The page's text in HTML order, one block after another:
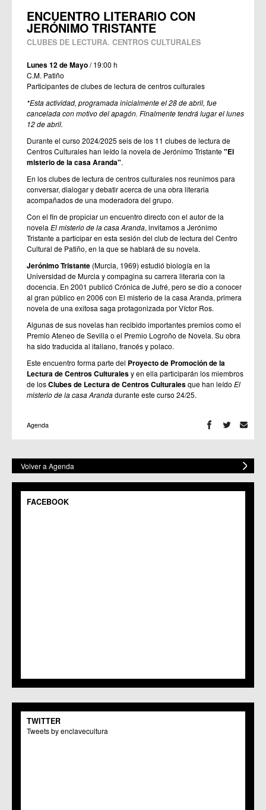
ENCUENTRO LITERARIO CON
JERÓNIMO TRISTANTE
CLUBES DE LECTURA. CENTROS CULTURALES
Lunes 12 de Mayo/ 19:00 h
C.M. Patiño
Participantes de clubes de lectura de centros culturales
*Esta actividad, programada inicialmente el 28 de abril, fue
cancelada con motivo del apagón. Finalmente tendrá lugar el lunes
12 de abril.
Durante el curso 2024/2025 seis de los 11 clubes de lectura de
Centros Culturales han leído la novela de Jerónimo Tristante"El
misterio de la casa Aranda".
En los clubes de lectura de centros culturales nos reunimos para
conversar, dialogar y debatir acerca de una obra literaria
acompañados de una moderadora del grupo.
Con el fin de propiciar un encuentro directo con el autor de la
novela El misterio de la casa Aranda, invitamos a Jerónimo
Tristante a participar en esta sesión del club de lectura del Centro
Cultural de Patiño, en la que se hablará de su novela.
Jerónimo Tristante (Murcia, 1969) estudió biología en la
Universidad de Murcia y compagina su carrera literaria con la
docencia. En 2001 publicó Crónica de Jufré, pero se dio a conocer
al gran público en 2006 con El misterio de la casa Aranda, primera
novela de una exitosa saga protagonizada por Víctor Ros.
Algunas de sus novelas han recibido importantes premios como el
Premio Ateneo de Sevilla o el Premio Logroño de Novela. Su obra
ha sido traducida al italiano, francés y polaco.
Este encuentro forma parte del Proyecto de Promoción de la
Lectura de Centros Culturalesy en ella participarán los miembros
de losClubes de Lectura de Centros Culturalesque han leído El
misterio de la casa Arandadurante este curso 24/25.
Agenda
Volver a Agenda
FACEBOOK
TWITTER
Tweets by enclavecultura